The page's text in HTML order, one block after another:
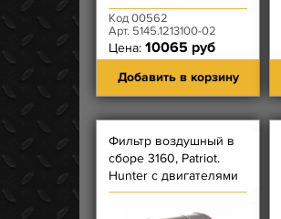
Код 00562
Арт. 5145.1213100-02
Цена: 10065 руб
Добавить в корзину
Фильтр воздушный в
сборе 3160, Patriot.
Hunter с двигателями
ЗМЗ-409, ЗМЗ-514